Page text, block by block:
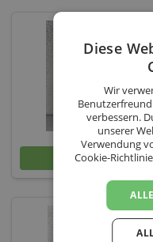
In
Diese
Wir
verbessern.
unserer
Verwendung
Cookie-